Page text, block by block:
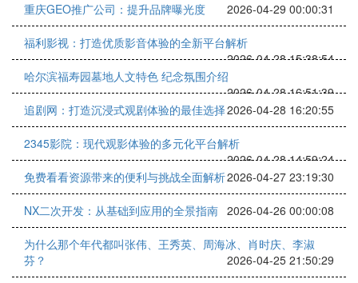
重庆GEO推广公司：提升品牌曝光度
2026-04-29 00:00:31
福利影视：打造优质影音体验的全新平台解析
2026-04-28 15:38:54
哈尔滨福寿园墓地人文特色 纪念氛围介绍
2026-04-28 16:51:39
追剧网：打造沉浸式观剧体验的最佳选择2026-04-28 16:20:55
2345影院：现代观影体验的多元化平台解析
2026-04-28 14:59:24
免费看看资源带来的便利与挑战全面解析2026-04-27 23:19:30
NX二次开发：从基础到应用的全景指南 2026-04-26 00:00:08
为什么那个年代都叫张伟、王秀英、周海冰、肖时庆、李淑
芬？
2026-04-25 21:50:29